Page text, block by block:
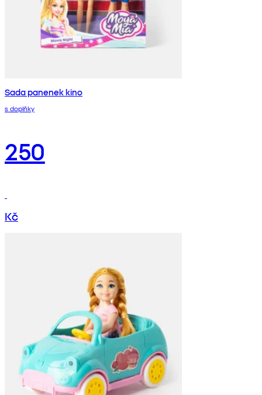
Sada panenek kino
s doplňky
250
Kč